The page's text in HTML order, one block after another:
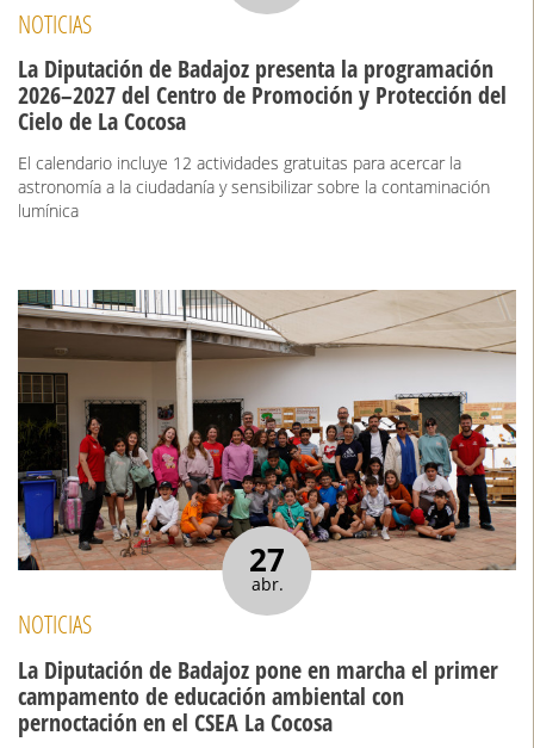
NOTICIAS
La Diputación de Badajoz presenta la programación
2026–2027 del Centro de Promoción y Protección del
Cielo de La Cocosa
El calendario incluye 12 actividades gratuitas para acercar la
astronomía a la ciudadanía y sensibilizar sobre la contaminación
lumínica
27
abr.
NOTICIAS
La Diputación de Badajoz pone en marcha el primer
campamento de educación ambiental con
pernoctación en el CSEA La Cocosa